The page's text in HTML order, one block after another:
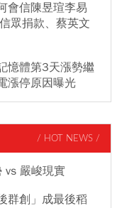
會信陳昱瑄李易
眾捐款、蔡英文
憶體第3天漲勢繼
漲停原因曝光
/ HOT NEWS /
vs 嚴峻現實
群創」成最後稻